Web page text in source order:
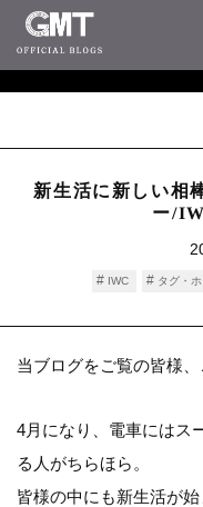
新生活に新しい相
ー/
IWC タグ・
当ブログをご覧の皆様、
4月になり、電車にはス
る人がちらほら。
皆様の中にも新生活が